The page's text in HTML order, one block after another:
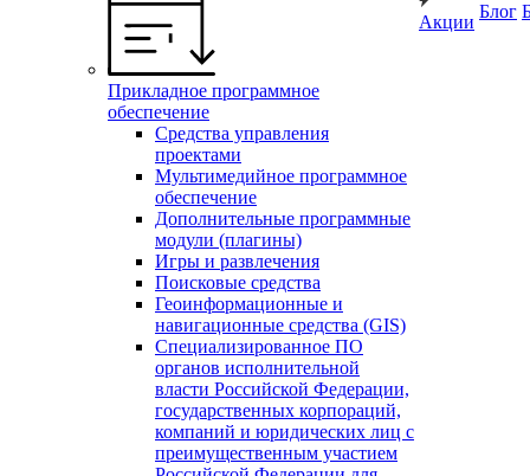
Прикладное программное
обеспечение
Средства управления
проектами
Мультимедийное программное
обеспечение
Дополнительные программные
модули (плагины)
Игры и развлечения
Поисковые средства
Геоинформационные и
навигационные средства (GIS)
Специализированное ПО
органов исполнительной
власти Российской Федерации,
государственных корпораций,
компаний и юридических лиц с
преимущественным участием
Акции
Блог